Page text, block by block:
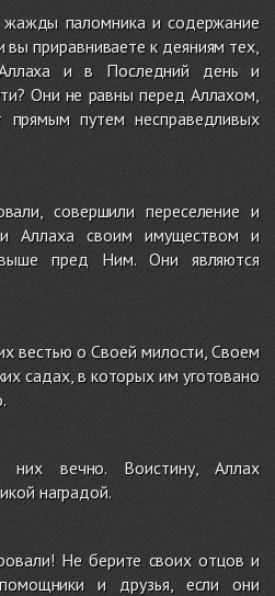
жажды паломника и содержание
приравниваете к деяниям тех,
и в Последний день и
Они не равны перед Аллахом,
путем несправедливых
совершили переселение и
Аллаха своим имуществом и
пред Ним. Они являются
вестью о Своей милости, Своем
садах, в которых им уготовано
вечно. Воистину, Аллах
наградой.
Не берите своих отцов и
и друзья, если они